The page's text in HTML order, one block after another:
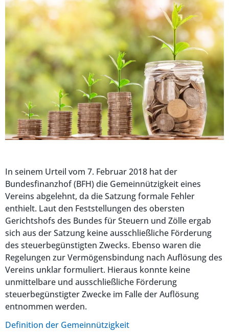
In seinem Urteil vom 7. Februar 2018 hat der
Bundesfinanzhof (BFH) die Gemeinnützigkeit eines
Vereins abgelehnt, da die Satzung formale Fehler
enthielt. Laut den Feststellungen des obersten
Gerichtshofs des Bundes für Steuern und Zölle ergab
sich aus der Satzung keine ausschließliche Förderung
des steuerbegünstigten Zwecks. Ebenso waren die
Regelungen zur Vermögensbindung nach Auflösung des
Vereins unklar formuliert. Hieraus konnte keine
unmittelbare und ausschließliche Förderung
steuerbegünstigter Zwecke im Falle der Auflösung
entnommen werden.
Definition der Gemeinnützigkeit